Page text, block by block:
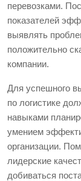
перевозками.
показателей
выявлять
положительно
компании.
Для успешного
по логистике
навыками
умением
организации.
лидерские
добиваться